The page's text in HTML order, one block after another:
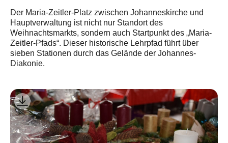
Der Maria-Zeitler-Platz zwischen Johanneskirche und
Hauptverwaltung ist nicht nur Standort des
Weihnachtsmarkts, sondern auch Startpunkt des „Maria-
Zeitler-Pfads“. Dieser historische Lehrpfad führt über
sieben Stationen durch das Gelände der Johannes-
Diakonie.